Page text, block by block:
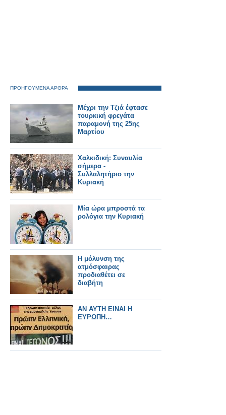
ΠΡΟΗΓΟΥΜΕΝΑ ΑΡΘΡΑ
Μέχρι την Τζιά έφτασε
τουρκική φρεγάτα
παραμονή της 25ης
Μαρτίου
Χαλκιδική: Συναυλία
σήμερα -
Συλλαλητήριο την
Κυριακή
Μία ώρα μπροστά τα
ρολόγια την Κυριακή
Η μόλυνση της
ατμόσφαιρας
προδιαθέτει σε
διαβήτη
ΑΝ ΑΥΤΗ ΕΙΝΑΙ Η
ΕΥΡΩΠΗ…